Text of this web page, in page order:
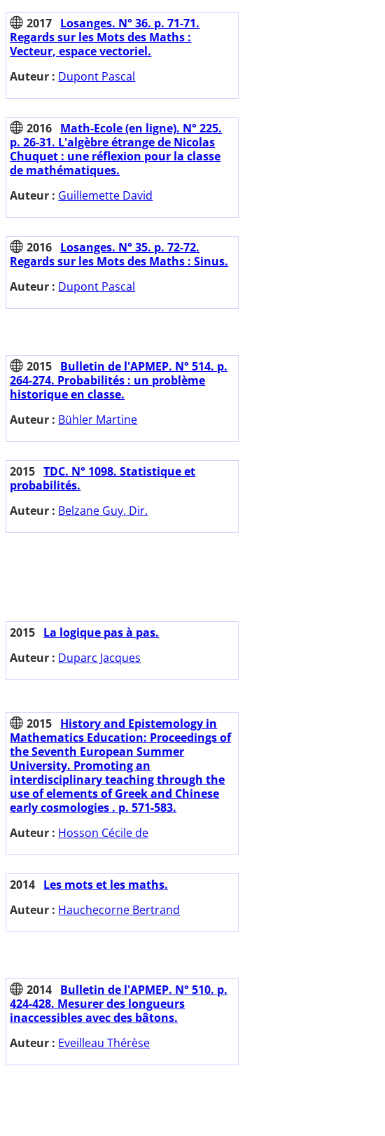
2017 Losanges. N° 36. p. 71-71.
Regards sur les Mots des Maths :
Vecteur, espace vectoriel.
Auteur : Dupont Pascal
2016 Math-Ecole (en ligne). N° 225.
p. 26-31. L'algèbre étrange de Nicolas
Chuquet : une réflexion pour la classe
de mathématiques.
Auteur : Guillemette David
2016 Losanges. N° 35. p. 72-72.
Regards sur les Mots des Maths : Sinus.
Auteur : Dupont Pascal
2015 Bulletin de l'APMEP. N° 514. p.
264-274. Probabilités : un problème
historique en classe.
Auteur : Bühler Martine
2015 TDC. N° 1098. Statistique et
probabilités.
Auteur : Belzane Guy. Dir.
2015 La logique pas à pas.
Auteur : Duparc Jacques
2015 History and Epistemology in
Mathematics Education: Proceedings of
the Seventh European Summer
University. Promoting an
interdisciplinary teaching through the
use of elements of Greek and Chinese
early cosmologies . p. 571-583.
Auteur : Hosson Cécile de
2014 Les mots et les maths.
Auteur : Hauchecorne Bertrand
2014 Bulletin de l'APMEP. N° 510. p.
424-428. Mesurer des longueurs
inaccessibles avec des bâtons.
Auteur : Eveilleau Thérèse